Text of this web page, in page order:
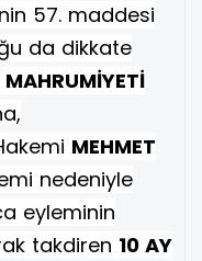
57. maddesi
da dikkate
MEHMET
nedeniyle
eyleminin
takdiren 10 AY